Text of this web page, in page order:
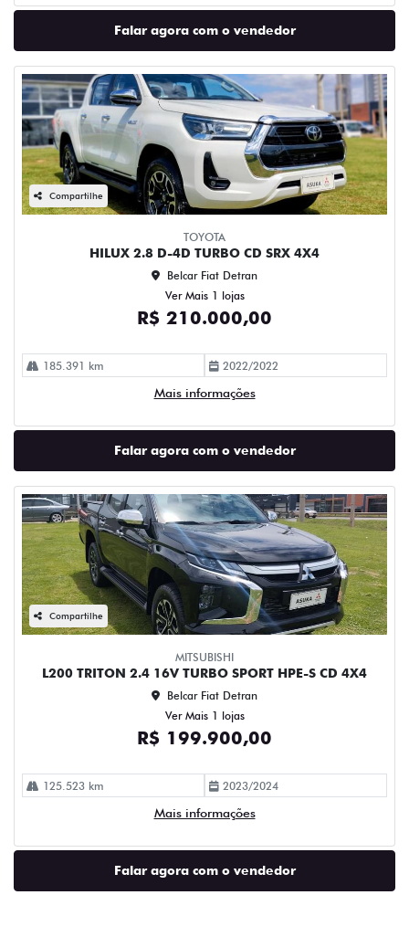
Falar agora com o vendedor
Compartilhe
TOYOTA
HILUX 2.8 D-4D TURBO CD SRX 4X4
Belcar Fiat Detran
Ver Mais 1 lojas
R$ 210.000,00
185.391 km 2022/2022
Mais informações
Falar agora com o vendedor
Compartilhe
MITSUBISHI
L200 TRITON 2.4 16V TURBO SPORT HPE-S CD 4X4
Belcar Fiat Detran
Ver Mais 1 lojas
R$ 199.900,00
125.523 km 2023/2024
Mais informações
Falar agora com o vendedor